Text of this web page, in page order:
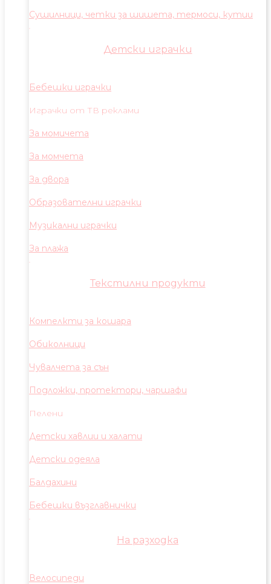
Сушилници, четки за шишета, термоси, кутии
Детски играчки
Бебешки играчки
Играчки от ТВ реклами
За момичета
За момчета
За двора
Образователни играчки
Музикални играчки
За плажа
Текстилни продукти
Компелкти за кошара
Обиколници
Чувалчета за сън
Подложки, протектори, чаршафи
Пелени
Детски хавлии и халати
Детски одеяла
Балдахини
Бебешки възглавнички
На разходка
Велосипеди